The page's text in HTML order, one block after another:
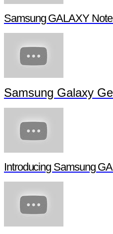
Samsung GALAXY Note 3
Samsung Galaxy
Introducing Samsung